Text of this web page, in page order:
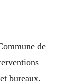
de
bureaux.